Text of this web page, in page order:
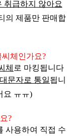
취급하지 않아요
의 제품만 판매 합
체인가요?
체 로 마킹됩니다
문자로 통일됩니
요 ㅠㅠ)
?
사용하여 직접 수